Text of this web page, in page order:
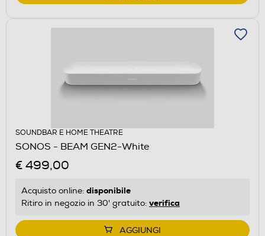
SOUNDBAR E HOME THEATRE
SONOS - BEAM GEN2-White
€ 499,00
Acquisto online: disponibile
Ritiro in negozio in 30' gratuito: verifica
AGGIUNGI